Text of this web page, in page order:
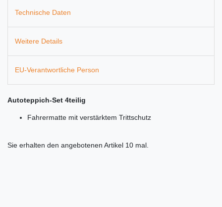
Technische Daten
Weitere Details
EU-Verantwortliche Person
Autoteppich-Set 4teilig
Fahrermatte mit verstärktem Trittschutz
Sie erhalten den angebotenen Artikel 10 mal.